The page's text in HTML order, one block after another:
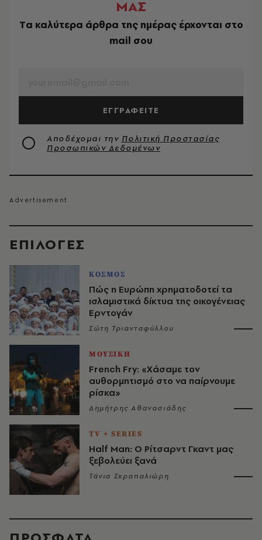
EΠΙΛΟΓΈΣ
ΚΟΣΜΟΣ
Πώς η Ευρώπη χρηματοδοτεί τα
ισλαμιστικά δίκτυα της οικογένειας
Ερντογάν
Σώτη Τριανταφύλλου
ΜΟΥΣΙΚΗ
French Fry: «Χάσαμε τον
αυθορμητισμό στο να παίρνουμε
ρίσκα»
Δημήτρης Αθανασιάδης
TV + SERIES
Half Man: Ο Ρίτσαρντ Γκαντ μας
ξεβολεύει ξανά
Τάνια Σκραπαλιώρη
ΜΑΣ
Tα καλύτερα άρθρα της ημέρας έρχονται στο
mail σου
ΕΓΓΡΑΦΕΙΤΕ
Αποδέχομαι την Πολιτική Προστασίας
Προσωπικών Δεδομένων